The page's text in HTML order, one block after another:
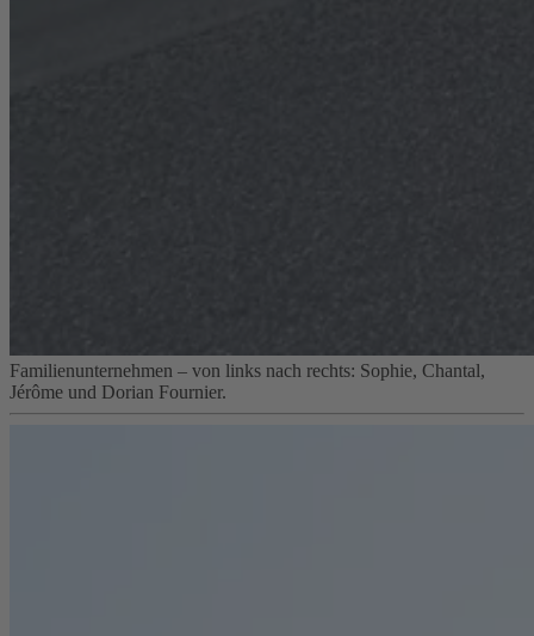
Familienunternehmen – von links nach rechts: Sophie, Chantal,
Jérôme und Dorian Fournier.